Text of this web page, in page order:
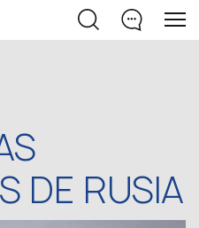
DE RUSIA